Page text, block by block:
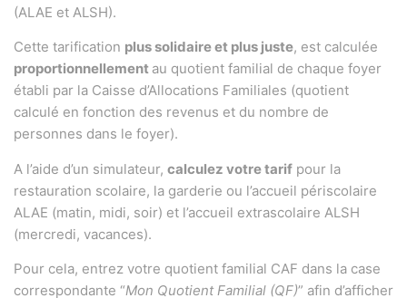
(ALAE et ALSH).
Cette tarification plus solidaire et plus juste, est calculée
proportionnellement au quotient familial de chaque foyer
établi par la Caisse d’Allocations Familiales (quotient
calculé en fonction des revenus et du nombre de
personnes dans le foyer).
A l’aide d’un simulateur, calculez votre tarif pour la
restauration scolaire, la garderie ou l’accueil périscolaire
ALAE (matin, midi, soir) et l’accueil extrascolaire ALSH
(mercredi, vacances).
Pour cela, entrez votre quotient familial CAF dans la case
correspondante “Mon Quotient Familial (QF)” afin d’afficher